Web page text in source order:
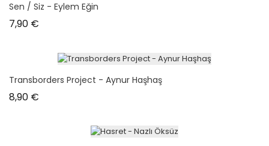
Sen / Siz - Eylem Eğin
7,90 €
Transborders Project - Aynur Haşhaş
8,90 €